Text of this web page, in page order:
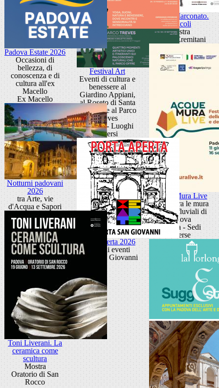
Sandra Marconato.
Oracoli
Mostra
Museo Eremitani
Festival Art
Eventi di cultura e
benessere al
Giardino Appiani,
al Roseto di Santa
Giustina e al Parco
Treves
Padova - Luoghi
diversi
Padova Estate 2026
Occasioni di
bellezza, di
conoscenza e di
cultura all'ex
Macello
Ex Macello
Acque Mura Live
Festival tra le mura
e i porti fluviali di
Padova
Padova - Sedi
diverse
Notturni padovani
2026
tra Arte, vie
d'Acqua e Sapori
Porta Aperta 2026
Ciclo di eventi
Porta San Giovanni
Toni Liverani. La
ceramica come
scultura
Mostra
Oratorio di San
Rocco